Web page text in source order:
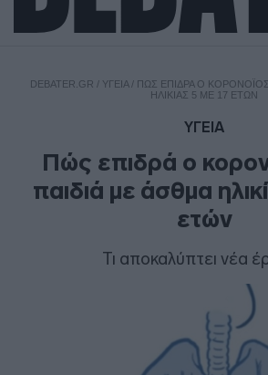
DEBATER.GR / ΥΓΕΙΑ/ ΠΏΣ ΕΠΙΔΡΆ Ο
ΗΛΙΚΊΑΣ 5 ΜΕ 17 ΕΤΏΝ
ΥΓΕΙΑ
Πώς επιδρά ο
παιδιά με άσθμα
ετών
Τι αποκαλύπτει νέα